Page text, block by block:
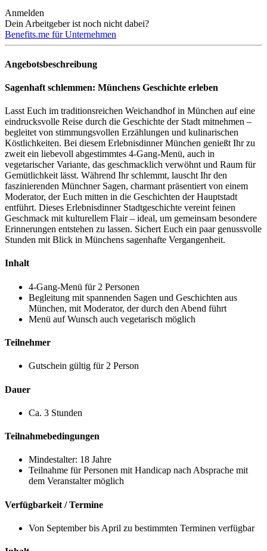
Anmelden
Dein Arbeitgeber ist noch nicht dabei?
Benefits.me für Unternehmen
Angebotsbeschreibung
Sagenhaft schlemmen: Münchens Geschichte erleben
Lasst Euch im traditionsreichen Weichandhof in München auf eine
eindrucksvolle Reise durch die Geschichte der Stadt mitnehmen –
begleitet von stimmungsvollen Erzählungen und kulinarischen
Köstlichkeiten. Bei diesem Erlebnisdinner München genießt Ihr zu
zweit ein liebevoll abgestimmtes 4-Gang-Menü, auch in
vegetarischer Variante, das geschmacklich verwöhnt und Raum für
Gemütlichkeit lässt. Während Ihr schlemmt, lauscht Ihr den
faszinierenden Münchner Sagen, charmant präsentiert von einem
Moderator, der Euch mitten in die Geschichten der Hauptstadt
entführt. Dieses Erlebnisdinner Stadtgeschichte vereint feinen
Geschmack mit kulturellem Flair – ideal, um gemeinsam besondere
Erinnerungen entstehen zu lassen. Sichert Euch ein paar genussvolle
Stunden mit Blick in Münchens sagenhafte Vergangenheit.
Inhalt
4-Gang-Menü für 2 Personen
Begleitung mit spannenden Sagen und Geschichten aus
München, mit Moderator, der durch den Abend führt
Menü auf Wunsch auch vegetarisch möglich
Teilnehmer
Gutschein gültig für 2 Person
Dauer
Ca. 3 Stunden
Teilnahmebedingungen
Mindestalter: 18 Jahre
Teilnahme für Personen mit Handicap nach Absprache mit
dem Veranstalter möglich
Verfügbarkeit / Termine
Von September bis April zu bestimmten Terminen verfügbar